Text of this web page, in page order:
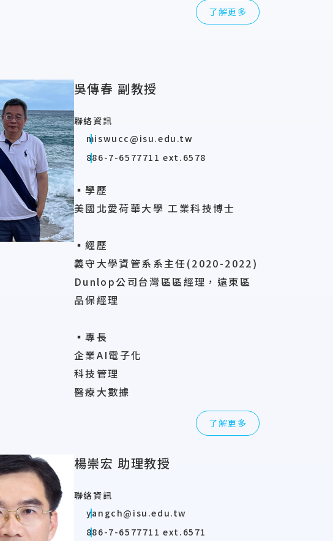
了解更多
吳傳春 副教授
聯絡資訊
miswucc@isu.edu.tw
886-7-6577711 ext.6578
▪學歷
美國北愛荷華大學 工業科技博士
▪經歷
義守大學資管系系主任(2020-2022)
Dunlop公司台灣區區經理，遠東區
品保經理
▪專長
企業AI電子化
科技管理
醫療大數據
了解更多
楊崇宏 助理教授
聯絡資訊
yangch@isu.edu.tw
886-7-6577711 ext.6571